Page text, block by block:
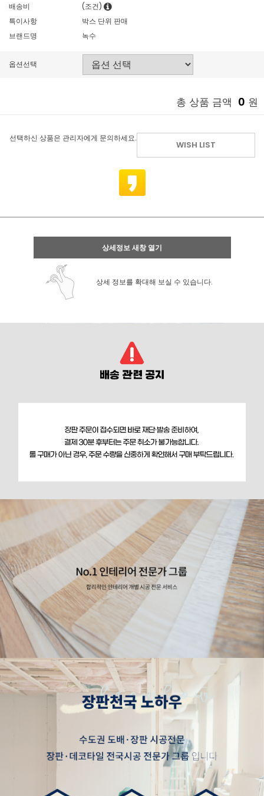
배송비
(조건)
특이사항
박스 단위 판매
브랜드명
녹수
옵션선택
총 상품 금액 0 원
WISH LIST
선택하신 상품은 관리자에게 문의하세요.
상세정보 새창 열기
상세 정보를 확대해 보실 수 있습니다.